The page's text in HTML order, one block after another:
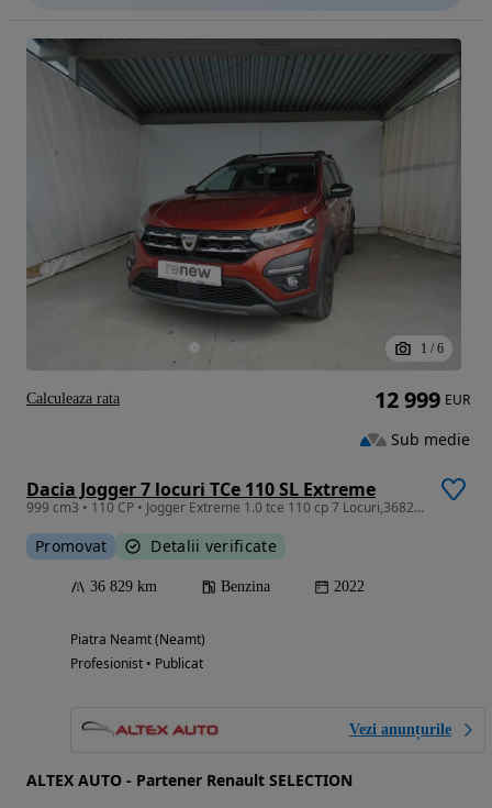
1 / 6
Dacia Jogger 7 locuri TCe 110 SL Extreme
999 cm3 • 110 CP • Jogger Extreme 1.0 tce 110 cp 7 Locuri,36827 km,tva deductibil
Promovat Detalii verificate
36 829 km Benzina 2022
Piatra Neamt (Neamt)
Profesionist • Publicat
Vezi anunțurile
ALTEX AUTO - Partener Renault SELECTION
12 999 EUR
Sub medie
Calculeaza rata